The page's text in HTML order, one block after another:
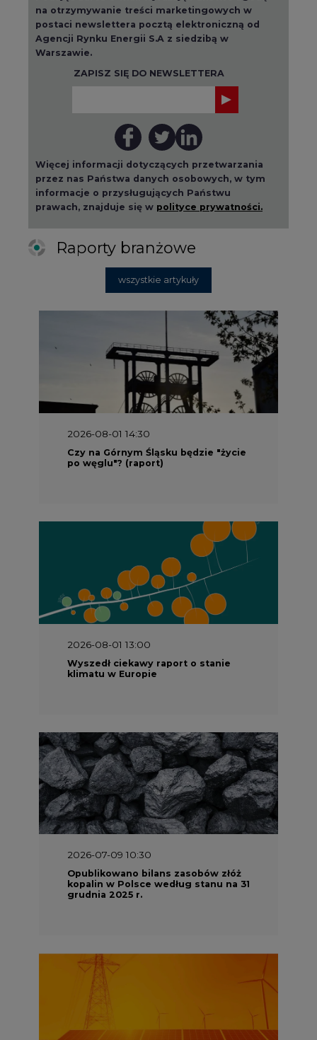
wszystkie artykuły
2026-08-01 14:30
Czy na Górnym Śląsku będzie "życie
po węglu"? (raport)
2026-08-01 13:00
Wyszedł ciekawy raport o stanie
klimatu w Europie
2026-07-09 10:30
Opublikowano bilans zasobów złóż
kopalin w Polsce według stanu na 31
grudnia 2025 r.
2026-06-08 07:00
Wyszedł raport "Bezpieczniej i
taniej. Ciepłownictwo na ratunek
2026-05-23 16:00